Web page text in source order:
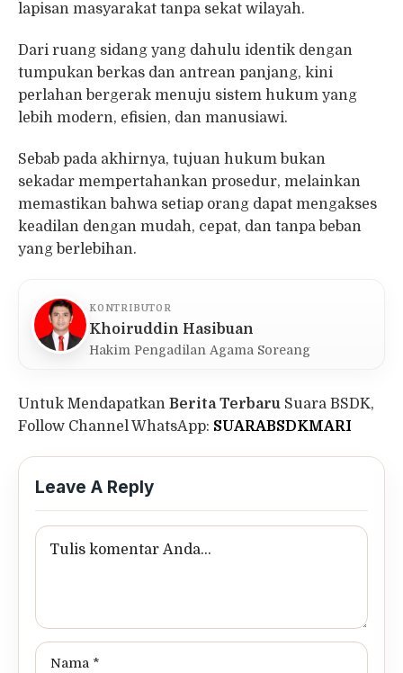
lapisan masyarakat tanpa sekat wilayah.
Dari ruang sidang yang dahulu identik dengan
tumpukan berkas dan antrean panjang, kini
perlahan bergerak menuju sistem hukum yang
lebih modern, efisien, dan manusiawi.
Sebab pada akhirnya, tujuan hukum bukan
sekadar mempertahankan prosedur, melainkan
memastikan bahwa setiap orang dapat mengakses
keadilan dengan mudah, cepat, dan tanpa beban
yang berlebihan.
KONTRIBUTOR
Khoiruddin Hasibuan
Hakim Pengadilan Agama Soreang
Untuk Mendapatkan Berita Terbaru Suara BSDK,
Follow Channel WhatsApp: SUARABSDKMARI
Leave A Reply